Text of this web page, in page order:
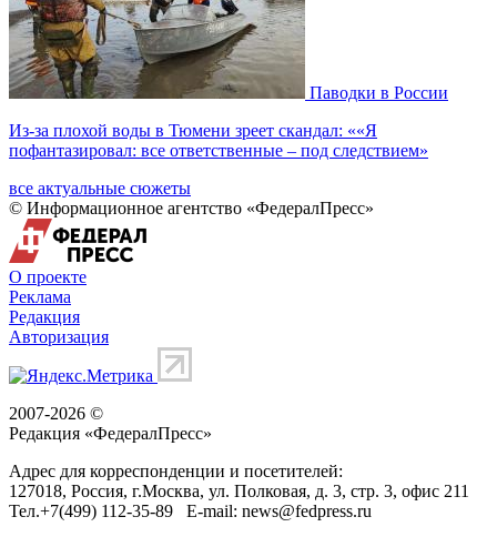
Паводки в России
Из-за плохой воды в Тюмени зреет скандал: ««Я
пофантазировал: все ответственные – под следствием»
все актуальные сюжеты
© Информационное агентство «ФедералПресс»
О проекте
Реклама
Редакция
Авторизация
2007-2026 ©
Редакция «ФедералПресс»
Адрес для корреспонденции и посетителей:
127018, Россия, г.Москва, ул. Полковая, д. 3, стр. 3, офис 211
Тел.+7(499) 112-35-89 E-mail: news@fedpress.ru